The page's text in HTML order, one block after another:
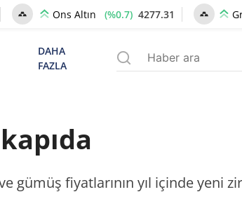
Ons Altın (%0.7) 4277.31
DAHA
FAZLA
gümüş fiyatlarının yıl içinde yeni